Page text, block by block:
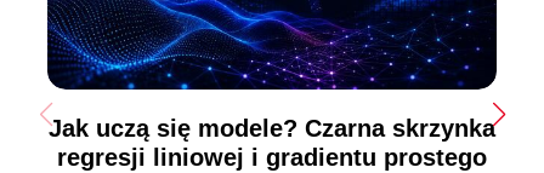
Jak uczą się modele? Czarna skrzynka
regresji liniowej i gradientu prostego